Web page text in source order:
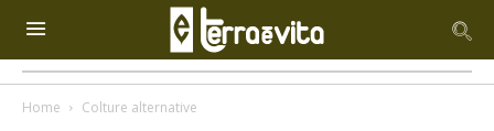
Home Colture alternative